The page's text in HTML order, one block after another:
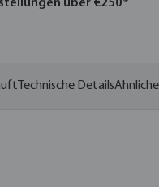
über €250*
Technische Details